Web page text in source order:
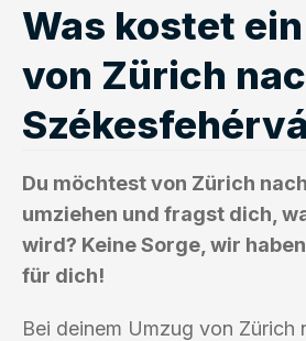
Was kostet
von Zürich
Du möchtest von Zürich
umziehen und fragst dich,
wird? Keine Sorge, wir
für dich!
Bei deinem Umzug von Zürich